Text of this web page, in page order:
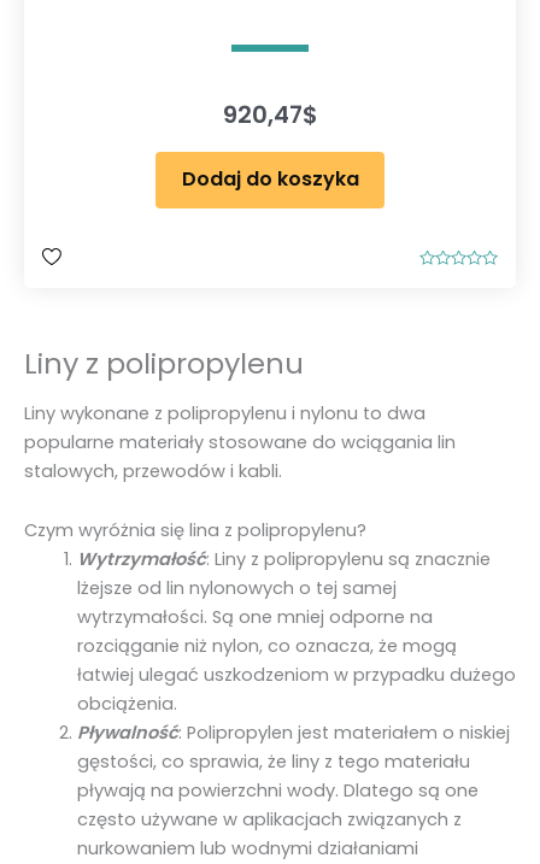
n
a
5
920,47$
Dodaj do koszyka
Liny z polipropylenu
Liny wykonane z polipropylenu i nylonu to dwa
popularne materiały stosowane do wciągania lin
stalowych, przewodów i kabli.
Czym wyróżnia się lina z polipropylenu?
Wytrzymałość: Liny z polipropylenu są znacznie
lżejsze od lin nylonowych o tej samej
wytrzymałości. Są one mniej odporne na
rozciąganie niż nylon, co oznacza, że mogą
łatwiej ulegać uszkodzeniom w przypadku dużego
obciążenia.
Pływalność: Polipropylen jest materiałem o niskiej
gęstości, co sprawia, że liny z tego materiału
pływają na powierzchni wody. Dlatego są one
często używane w aplikacjach związanych z
nurkowaniem lub wodnymi działaniami